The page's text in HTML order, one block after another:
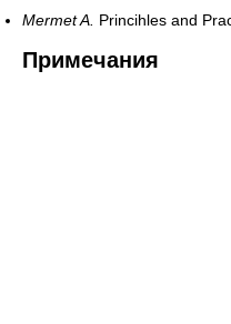
Mermet A. Princihles and
Примечания